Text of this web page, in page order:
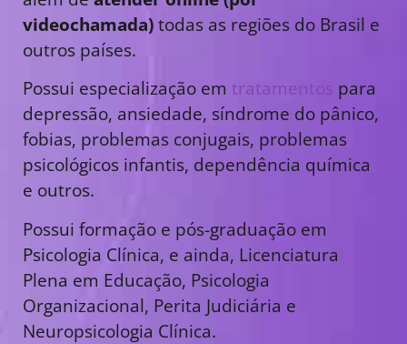
videochamada)todas as regiões do Brasil e
outros países.
Possui especialização em tratamentos para
depressão, ansiedade, síndrome do pânico,
fobias, problemas conjugais, problemas
psicológicos infantis, dependência química
e outros.
Possui formação e pós-graduação em
Psicologia Clínica, e ainda, Licenciatura
Plena em Educação, Psicologia
Organizacional, Perita Judiciária e
Neuropsicologia Clínica.